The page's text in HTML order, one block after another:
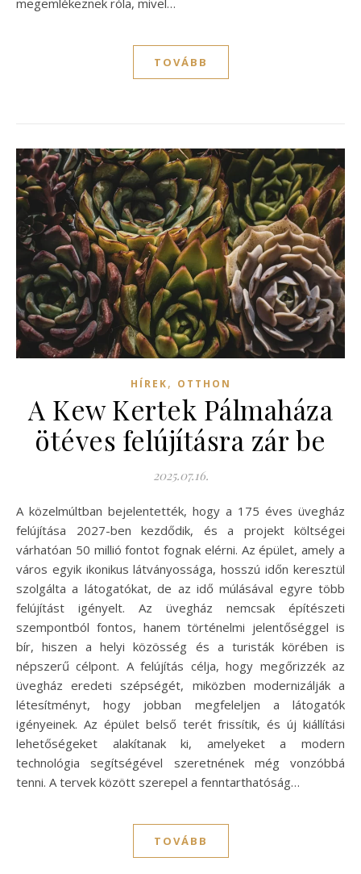
megemlékeznek róla, mivel…
TOVÁBB
HÍREK, OTTHON
A Kew Kertek Pálmaháza
ötéves felújításra zár be
2025.07.16.
A közelmúltban bejelentették, hogy a 175 éves üvegház
felújítása 2027-ben kezdődik, és a projekt költségei
várhatóan 50 millió fontot fognak elérni. Az épület, amely a
város egyik ikonikus látványossága, hosszú időn keresztül
szolgálta a látogatókat, de az idő múlásával egyre több
felújítást igényelt. Az üvegház nemcsak építészeti
szempontból fontos, hanem történelmi jelentőséggel is
bír, hiszen a helyi közösség és a turisták körében is
népszerű célpont. A felújítás célja, hogy megőrizzék az
üvegház eredeti szépségét, miközben modernizálják a
létesítményt, hogy jobban megfeleljen a látogatók
igényeinek. Az épület belső terét frissítik, és új kiállítási
lehetőségeket alakítanak ki, amelyeket a modern
technológia segítségével szeretnének még vonzóbbá
tenni. A tervek között szerepel a fenntarthatóság…
TOVÁBB